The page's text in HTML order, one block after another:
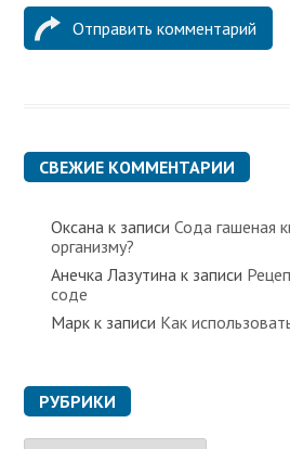
СВЕЖИЕ КОММЕНТАРИИ
Оксана к записиСода гашеная
организму?
Анечка Лазутина к записи
соде
Марк к записи Как
РУБРИКИ